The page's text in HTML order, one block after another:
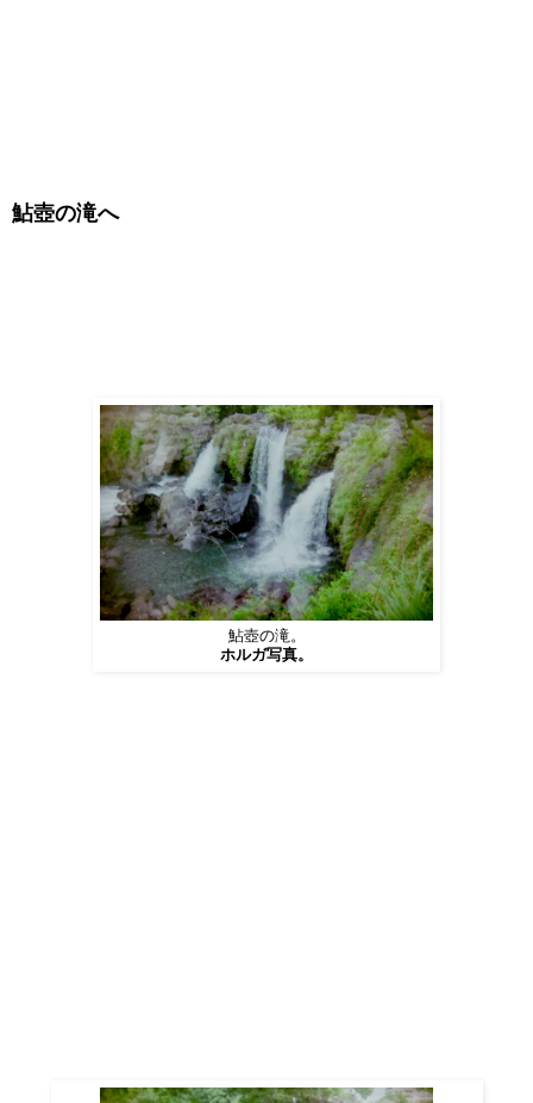
鮎壺の滝へ
鮎壺の滝。
ホルガ写真。